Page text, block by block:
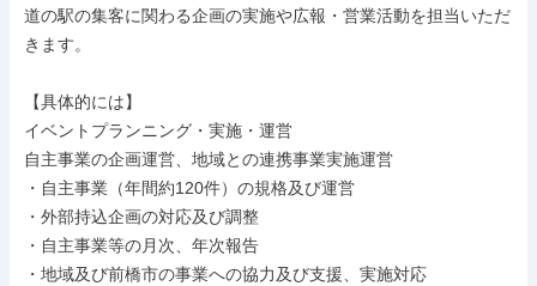
道の駅の集客に関わる企画の実施や広報・営業活動を担当いただ
きます。
【具体的には】
イベントプランニング・実施・運営
自主事業の企画運営、地域との連携事業実施運営
・自主事業（年間約120件）の規格及び運営
・外部持込企画の対応及び調整
・自主事業等の月次、年次報告
・地域及び前橋市の事業への協力及び支援、実施対応